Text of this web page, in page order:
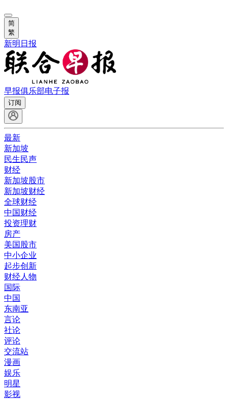
简
繁
新明日报
早报俱乐部电子报
订阅
最新
新加坡
民生民声
财经
新加坡股市
新加坡财经
全球财经
中国财经
投资理财
房产
美国股市
中小企业
起步创新
财经人物
国际
中国
东南亚
言论
社论
评论
交流站
漫画
娱乐
明星
影视